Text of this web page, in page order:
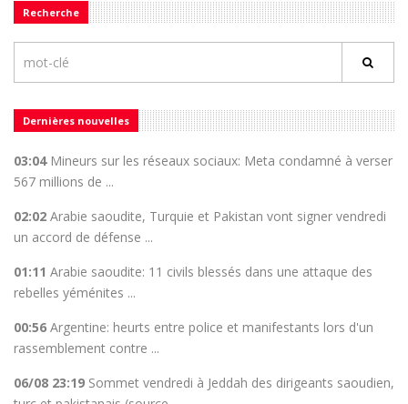
Recherche
Dernières nouvelles
03:04 Mineurs sur les réseaux sociaux: Meta condamné à verser
567 millions de ...
02:02 Arabie saoudite, Turquie et Pakistan vont signer vendredi
un accord de défense ...
01:11 Arabie saoudite: 11 civils blessés dans une attaque des
rebelles yéménites ...
00:56 Argentine: heurts entre police et manifestants lors d'un
rassemblement contre ...
06/08 23:19 Sommet vendredi à Jeddah des dirigeants saoudien,